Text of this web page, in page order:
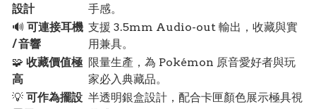
設計
手感。
🔊 可連接耳機
/ 音響
支援 3.5mm Audio-out 輸出，收藏與實
用兼具。
🧩 收藏價值極
高
限量生產，為 Pokémon 原音愛好者與玩
家必入典藏品。
💡 可作為擺設 半透明銀盒設計，配合卡匣顏色展示極具視